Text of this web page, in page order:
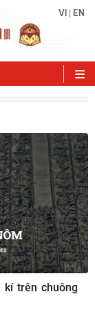
VI EN
kí trên chuông